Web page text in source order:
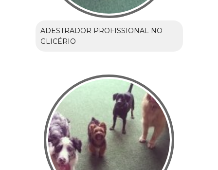
ADESTRADOR PROFISSIONAL NO
GLICÉRIO